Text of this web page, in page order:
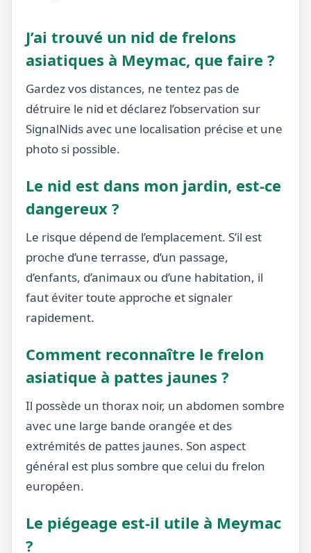
J’ai trouvé un nid de frelons
asiatiques à Meymac, que faire ?
Gardez vos distances, ne tentez pas de
détruire le nid et déclarez l’observation sur
SignalNids avec une localisation précise et une
photo si possible.
Le nid est dans mon jardin, est-ce
dangereux ?
Le risque dépend de l’emplacement. S’il est
proche d’une terrasse, d’un passage,
d’enfants, d’animaux ou d’une habitation, il
faut éviter toute approche et signaler
rapidement.
Comment reconnaître le frelon
asiatique à pattes jaunes ?
Il possède un thorax noir, un abdomen sombre
avec une large bande orangée et des
extrémités de pattes jaunes. Son aspect
général est plus sombre que celui du frelon
européen.
Le piégeage est-il utile à Meymac
?